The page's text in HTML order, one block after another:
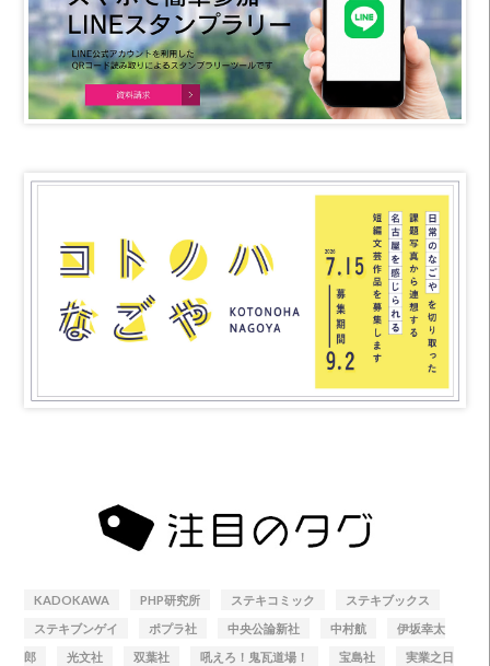
KADOKAWA PHP研究所 ステキコミック
ステキブックス
ステキブンゲイ
ポプラ社 中央公論新社 中村航
伊坂幸太
郎
光文社 双葉社 吼えろ！鬼瓦道場！ 宝島社
実業之日